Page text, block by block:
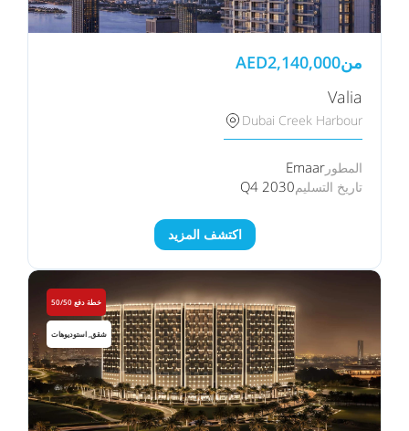
من AED2,140,000
Valia
Dubai Creek Harbour
المطور Emaar
تاريخ التسليمQ4 2030
اكتشف المزيد
خطة دفع 50/50
شقق, استوديوهات